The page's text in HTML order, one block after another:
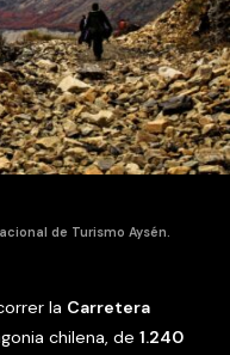
de Turismo Aysén.
la Carretera
chilena, de 1.240